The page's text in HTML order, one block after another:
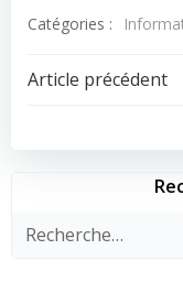
Catégories :
de
l’article
Article précédent